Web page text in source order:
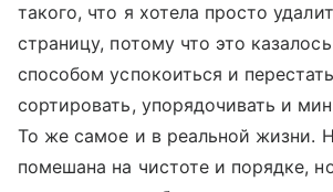
такого, что я хотела просто
страницу, потому что это
способом успокоиться и
сортировать, упорядочивать и
То же самое и в реальной жизни.
помешана на чистоте и порядке,